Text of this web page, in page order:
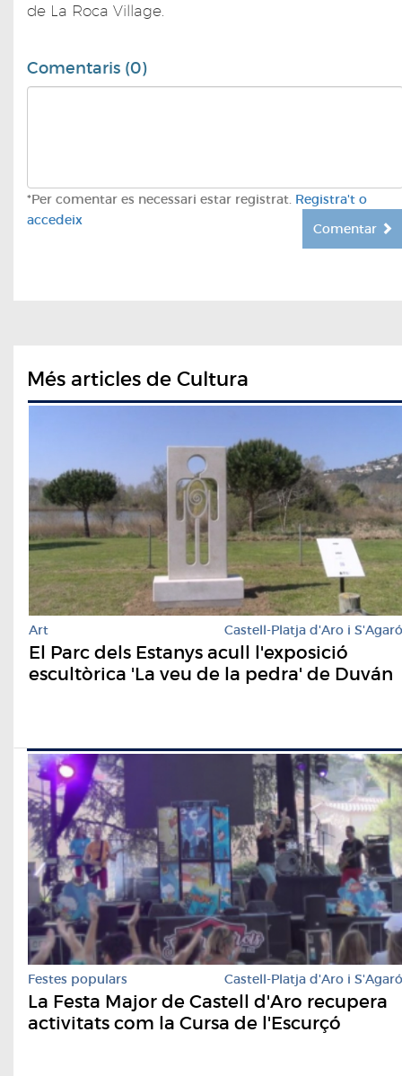
de La Roca Village.
Comentaris (0)
*Per comentar es necessari estar registrat. Registra't o
accedeix
Comentar
Més articles de Cultura
Art Castell-Platja d'Aro i S'Agaró
El Parc dels Estanys acull l'exposició
escultòrica 'La veu de la pedra' de Duván
Festes populars Castell-Platja d'Aro i S'Agaró
La Festa Major de Castell d'Aro recupera
activitats com la Cursa de l'Escurçó